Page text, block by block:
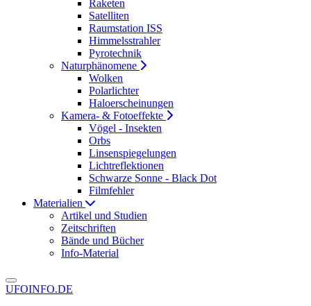
Raketen
Satelliten
Raumstation ISS
Himmelsstrahler
Pyrotechnik
Naturphänomene
Wolken
Polarlichter
Haloerscheinungen
Kamera- & Fotoeffekte
Vögel - Insekten
Orbs
Linsenspiegelungen
Lichtreflektionen
Schwarze Sonne - Black Dot
Filmfehler
Materialien
Artikel und Studien
Zeitschriften
Bände und Bücher
Info-Material
UFOINFO.DE